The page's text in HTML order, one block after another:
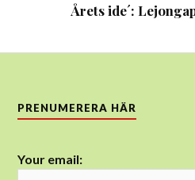
Årets ide´:
PRENUMERERA HÄR
Your email: